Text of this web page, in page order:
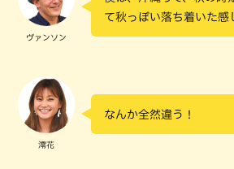
ヴァンソン
て秋っぽい落ち着いた感
澪花
なんか全然違う！